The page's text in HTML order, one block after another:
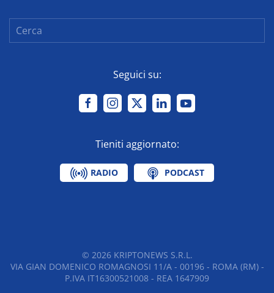
Seguici su:
Tieniti aggiornato:
RADIO PODCAST
© 2026KRIPTONEWS S.R.L.
VIA GIAN DOMENICO ROMAGNOSI 11/A - 00196 - ROMA (RM) -
P.IVA IT16300521008 - REA 1647909